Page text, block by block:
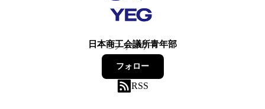
日本商工会議所青年部
3フォロワー
フォロー
RSS